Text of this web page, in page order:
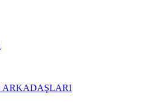
ARKADAŞLARI